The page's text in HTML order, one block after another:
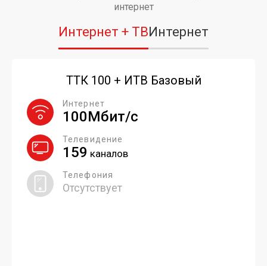
интернет
Интернет + ТВИнтернет
ТТК 100 + ИТВ Базовый
100Мбит/с
Интернет
159 каналов
Телевидение
Отсутствует
Телефония